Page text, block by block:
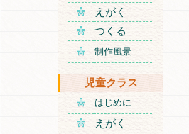
えがく
つくる
制作風景
児童クラス
はじめに
えがく